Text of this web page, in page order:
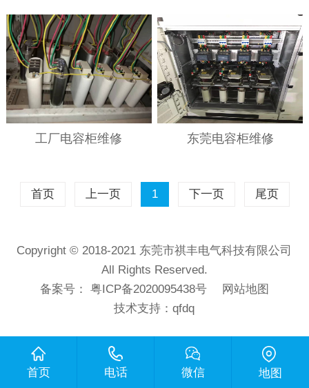
工厂电容柜维修 东莞电容柜维修
首页 上一页 1 下一页 尾页
Copyright © 2018-2021 东莞市祺丰电气科技有限公司
All Rights Reserved.
备案号： 粤ICP备2020095438号
网站地图
技术支持：qfdq
首页 电话 微信 地图